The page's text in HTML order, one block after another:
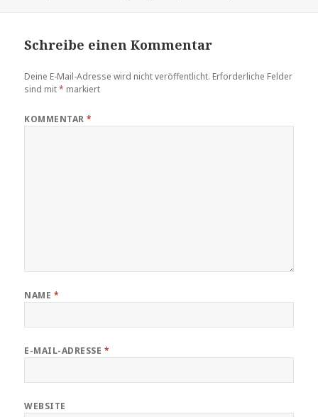
Schreibe einen Kommentar
Deine E-Mail-Adresse wird nicht veröffentlicht. Erforderliche Felder
sind mit* markiert
KOMMENTAR*
NAME *
E-MAIL-ADRESSE *
WEBSITE